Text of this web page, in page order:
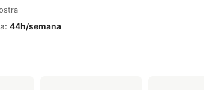
44h/semana